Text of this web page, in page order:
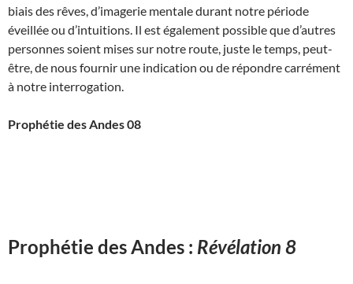
biais des rêves, d’imagerie mentale durant notre période
éveillée ou d’intuitions. Il est également possible que d’autres
personnes soient mises sur notre route, juste le temps, peut-
être, de nous fournir une indication ou de répondre carrément
à notre interrogation.
Prophétie des Andes 08
Prophétie des Andes : Révélation 8